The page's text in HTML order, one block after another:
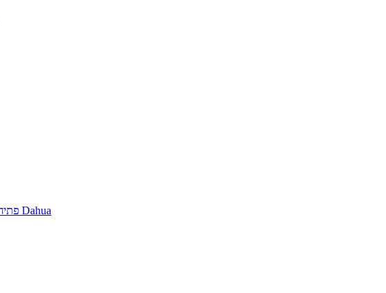
פתיחת קריאת שירות מצלמות אבטחה Dahua